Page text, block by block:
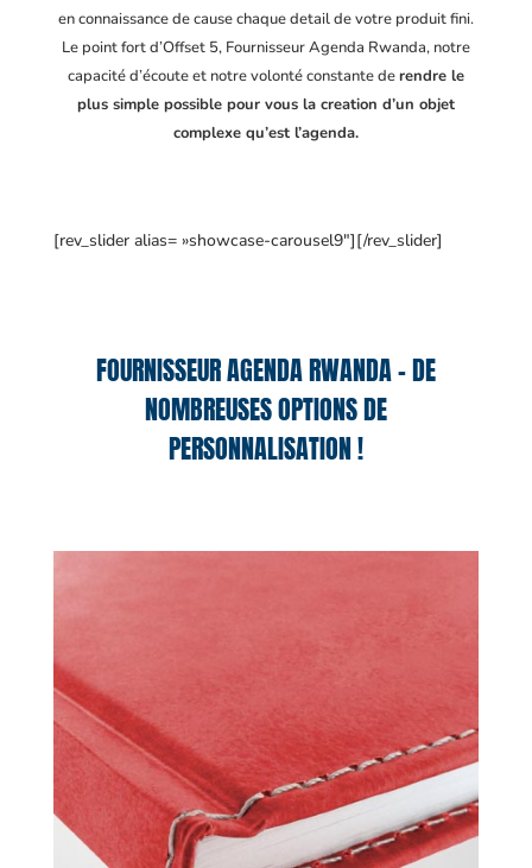
en connaissance de cause chaque detail de votre produit fini.
Le point fort d’Offset 5, Fournisseur Agenda Rwanda, notre
capacité d’écoute et notre volonté constante derendre le
plus simple possible pour vous la creation d’un objet
complexe qu’est l’agenda.
[rev_slider alias= »showcase-carousel9″][/rev_slider]
FOURNISSEUR AGENDA RWANDA – DE
NOMBREUSES OPTIONS DE
PERSONNALISATION !